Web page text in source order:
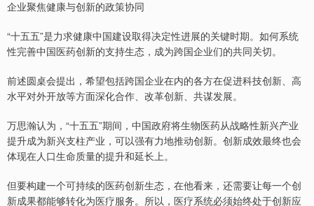
企业聚焦健康与创新的政策协同
“十五五”是力求健康中国建设取得决定性进展的关键时期。如何系统
性完善中国医药创新的支持生态，成为跨国企业们的共同关切。
前述圆桌会提出，希望包括跨国企业在内的各方在促进科技创新、高
水平对外开放等方面深化合作、改革创新、共谋发展。
万思瀚认为，“十五五”期间，中国政府将生物医药从战略性新兴产业
提升成为新兴支柱产业，可以强有力地推动创新。创新成效最终也会
体现在人口生命质量的提升和延长上。
但要构建一个可持续的医药创新生态，在他看来，还需要让每一个创
新成果都能够转化为医疗服务。所以，医疗系统必须始终处于创新应